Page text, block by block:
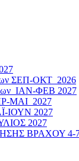
ΣΕΠ-ΟΚΤ 2026
ΙΑΝ-ΦΕΒ 2027
ΜΑΙ 2027
ΙΟΥΝ 2027
2027
ΒΡΑΧΟΥ 4-7-